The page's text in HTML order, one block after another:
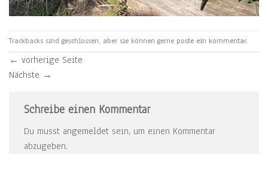
Trackbacks sind geschlossen, aber sie können gerne poste ein kommentar.
← vorherige Seite
Nächste →
Schreibe einen Kommentar
Du musst angemeldet sein, um einen Kommentar
abzugeben.